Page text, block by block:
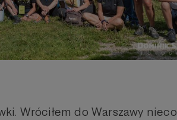
Wróciłem do Warszawy nieco